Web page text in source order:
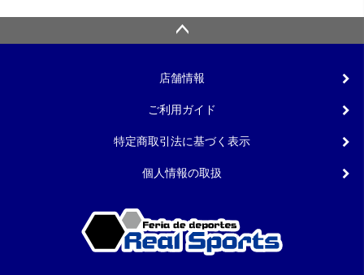
店舗情報
ご利用ガイド
特定商取引法に基づく表示
個人情報の取扱